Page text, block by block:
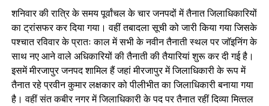
शनिवार की रात्रि के समय पूर्वांचल के चार जनपदों में तैनात जिलाधिकारियों
का ट्रांसफर कर दिया गया। वहीं तबादला सूची को जारी किया गया जिसके
पश्चात रविवार के प्रातः काल में सभी के नवीन तैनाती स्‍थल पर जाॅइनिंग के
साथ नए आने वाले अधिकारियों की तैनाती की तैयारियां शुरू कर दी गई है।
इसमें मीरजापुर जनपद शामिल हैं जहां मीरजापुर में जिलाधिकारी के रूप में
तैनात रहे प्रवीन कुमार लक्षकार को पीलीभीत का जिलाधिकारी बनाया गया
है। वहीं संत कबीर नगर में जिलाधिकारी के पद पर तैनात रहीं दिव्‍या मित्‍तल